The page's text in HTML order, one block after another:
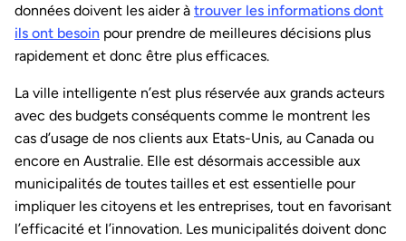
données doivent les aider à trouver les informations dont
ils ont besoin pour prendre de meilleures décisions plus
rapidement et donc être plus efficaces.
La ville intelligente n’est plus réservée aux grands acteurs
avec des budgets conséquents comme le montrent les
cas d’usage de nos clients aux Etats-Unis, au Canada ou
encore en Australie. Elle est désormais accessible aux
municipalités de toutes tailles et est essentielle pour
impliquer les citoyens et les entreprises, tout en favorisant
l’efficacité et l’innovation. Les municipalités doivent donc